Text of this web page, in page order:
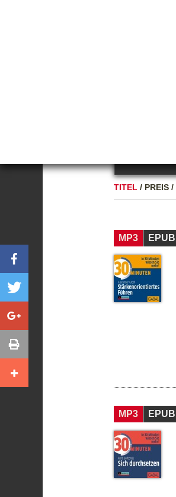
TITEL / PREIS /
MP3 EPUB
MP3 EPUB